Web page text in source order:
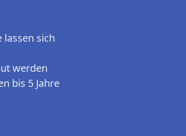
lassen sich
werden
bis 5 Jahre